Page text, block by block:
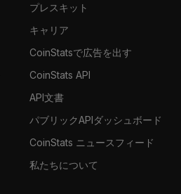
プレスキット
キャリア
CoinStatsで広告を出す
CoinStats API
API文書
パブリックAPIダッシュボード
CoinStats ニュースフィード
私たちについて